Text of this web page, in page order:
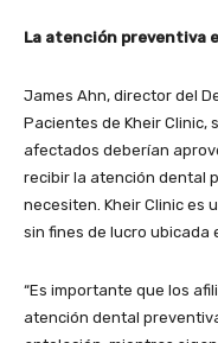
La atención preventiva
James Ahn, director del
Pacientes de Kheir Clinic,
afectados deberían
recibir la atención dental
necesiten. Kheir Clinic es
sin fines de lucro ubicada
“Es importante que los
atención dental